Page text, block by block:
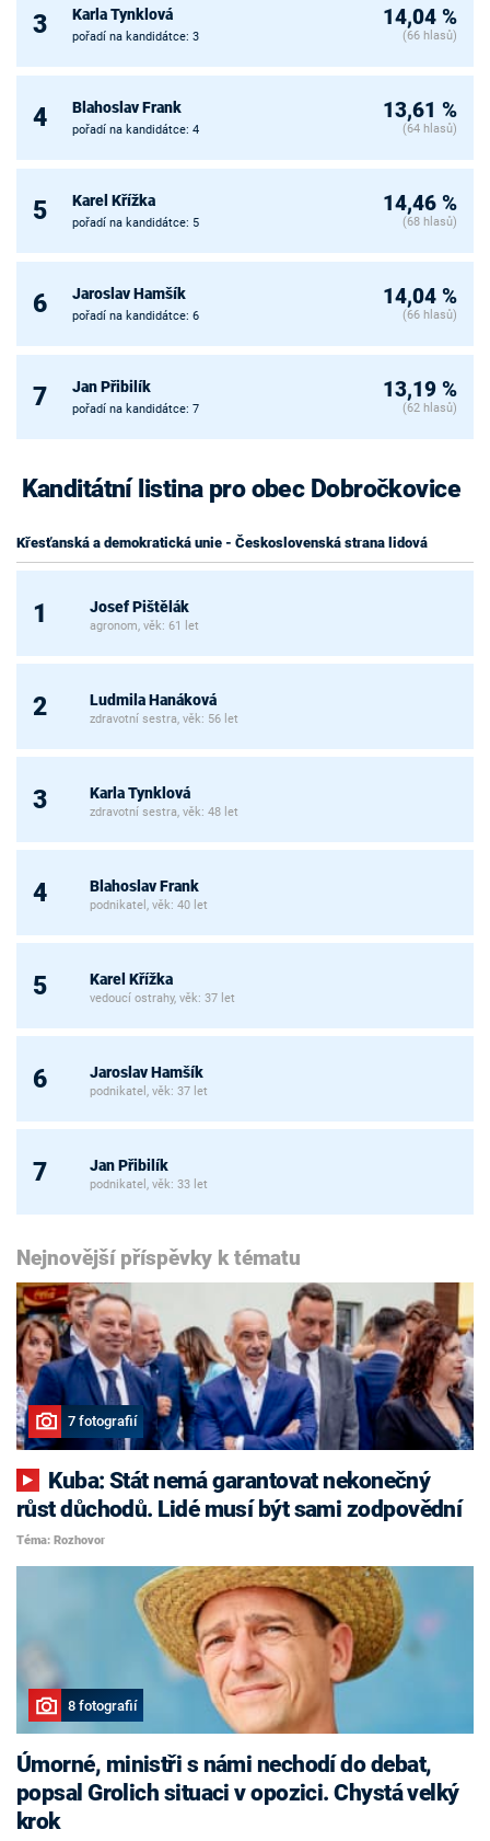
3 Karla Tynklová
pořadí na kandidátce: 3
14,04 %
(66 hlasů)
4 Blahoslav Frank
pořadí na kandidátce: 4
13,61 %
(64 hlasů)
5 Karel Křížka
pořadí na kandidátce: 5
14,46 %
(68 hlasů)
6 Jaroslav Hamšík
pořadí na kandidátce: 6
14,04 %
(66 hlasů)
7 Jan Přibilík
pořadí na kandidátce: 7
13,19 %
(62 hlasů)
Kanditátní listina pro obec Dobročkovice
Křesťanská a demokratická unie - Československá strana lidová
1 Josef Pištělák
agronom, věk: 61 let
2 Ludmila Hanáková
zdravotní sestra, věk: 56 let
3 Karla Tynklová
zdravotní sestra, věk: 48 let
4 Blahoslav Frank
podnikatel, věk: 40 let
5 Karel Křížka
vedoucí ostrahy, věk: 37 let
6 Jaroslav Hamšík
podnikatel, věk: 37 let
7 Jan Přibilík
podnikatel, věk: 33 let
Nejnovější příspěvky k tématu
7 fotografií
růst důchodů. Lidé musí být sami zodpovědní
Téma: Rozhovor
8 fotografií
Úmorné, ministři s námi nechodí do debat,
popsal Grolich situaci v opozici. Chystá velký
krok